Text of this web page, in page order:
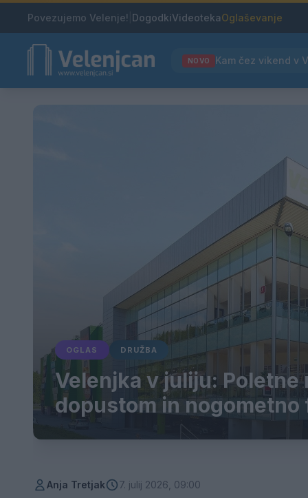
Povezujemo Velenje! DogodkiVideotekaOglaševanje
NOVO
OGLAS DRUŽBA
Velenjka v juliju:
dopustom in
Anja Tretjak 7. julij 2026, 09:00